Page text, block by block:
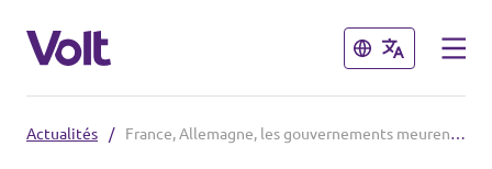
Fermer
Fermer
Actualités / France, Allemagne, les gouvernements meurent, l’Europe demeure